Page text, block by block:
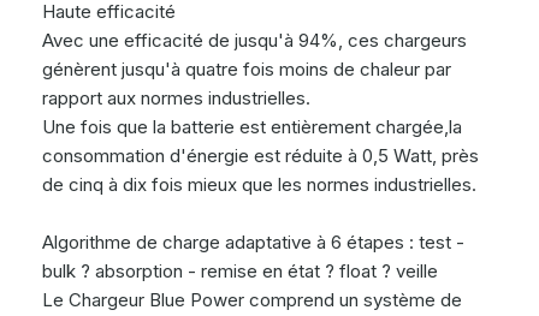
Haute efficacité
Avec une efficacité de jusqu'à 94%, ces chargeurs
génèrent jusqu'à quatre fois moins de chaleur par
rapport aux normes industrielles.
Une fois que la batterie est entièrement chargée,la
consommation d'énergie est réduite à 0,5 Watt, près
de cinq à dix fois mieux que les normes industrielles.
Algorithme de charge adaptative à 6 étapes : test -
bulk ? absorption - remise en état ? float ? veille
Le Chargeur Blue Power comprend un système de